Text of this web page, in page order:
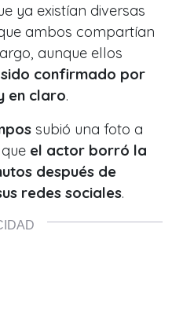
ya existían diversas
ambos compartían
aunque ellos
confirmado por
en claro.
subió una foto a
el actor borró la
después de
redes sociales.